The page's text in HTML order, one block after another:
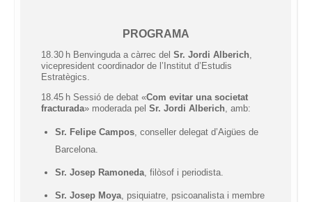
PROGRAMA
18.30 h Benvinguda a càrrec del Sr. Jordi Alberich,
vicepresident coordinador de l’Institut d’Estudis
Estratègics.
18.45 h Sessió de debat «Com evitar una societat
fracturada» moderada pel Sr. Jordi Alberich, amb:
Sr. Felipe Campos, conseller delegat d’Aigües de
Barcelona.
Sr. Josep Ramoneda, filòsof i periodista.
Sr. Josep Moya, psiquiatre, psicoanalista i membre